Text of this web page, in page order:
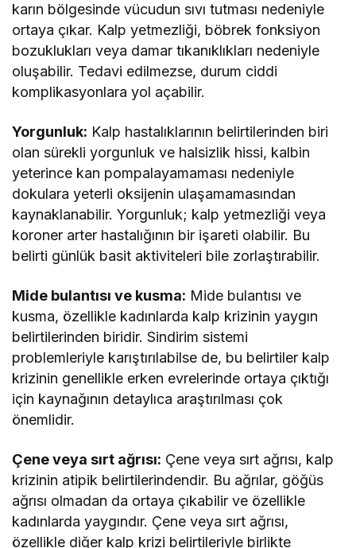
karın bölgesinde vücudun sıvı tutması nedeniyle
ortaya çıkar. Kalp yetmezliği, böbrek fonksiyon
bozuklukları veya damar tıkanıklıkları nedeniyle
oluşabilir. Tedavi edilmezse, durum ciddi
komplikasyonlara yol açabilir.
Yorgunluk: Kalp hastalıklarının belirtilerinden biri
olan sürekli yorgunluk ve halsizlik hissi, kalbin
yeterince kan pompalayamaması nedeniyle
dokulara yeterli oksijenin ulaşamamasından
kaynaklanabilir. Yorgunluk; kalp yetmezliği veya
koroner arter hastalığının bir işareti olabilir. Bu
belirti günlük basit aktiviteleri bile zorlaştırabilir.
Mide bulantısı ve kusma: Mide bulantısı ve
kusma, özellikle kadınlarda kalp krizinin yaygın
belirtilerinden biridir. Sindirim sistemi
problemleriyle karıştırılabilse de, bu belirtiler kalp
krizinin genellikle erken evrelerinde ortaya çıktığı
için kaynağının detaylıca araştırılması çok
önemlidir.
Çene veya sırt ağrısı: Çene veya sırt ağrısı, kalp
krizinin atipik belirtilerindendir. Bu ağrılar, göğüs
ağrısı olmadan da ortaya çıkabilir ve özellikle
kadınlarda yaygındır. Çene veya sırt ağrısı,
özellikle diğer kalp krizi belirtileriyle birlikte